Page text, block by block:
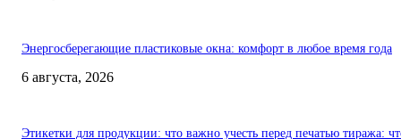
Энергосберегающие пластиковые окна: комфорт в любое время года
6 августа, 2026
Этикетки для продукции: что важно учесть перед печатью тиража: